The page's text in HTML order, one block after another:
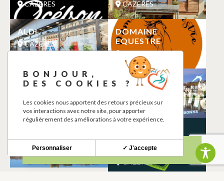
CAZERES CAZERES
ALDI
CAZERES
DOMAINE
EQUESTRE
CAZERES
MC DONALD’S
PARCOURS
GARONNE
CAZERES
CAZERES
CAZERES
SARCOPHAGE DE
L’EGLISE
BONJOUR,
DES COOKIES ?
Les cookies nous apportent des retours précieux sur
vos interactions avec notre site, pour apporter
régulièrement des améliorations à votre expérience.
✓ J'accepte
Personnaliser